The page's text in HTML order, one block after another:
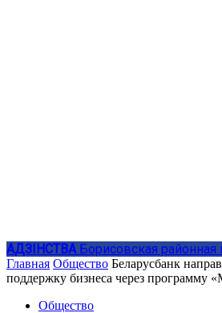
АДЗIНСТВА Борисовская районная
Главная Общество Беларусбанк
поддержку бизнеса через программу
Общество